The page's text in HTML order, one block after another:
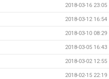
2018-03-16 23:05
2018-03-12 16:54
2018-03-10 08:29
2018-03-05 16:43
2018-03-02 12:55
2018-02-15 22:19